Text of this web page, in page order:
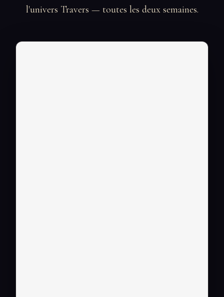
l'univers Travers — toutes les deux semaines.